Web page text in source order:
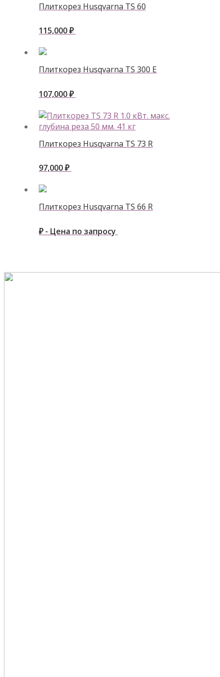
Плиткорез Husqvarna ТS 60
115,000₽
Плиткорез Husqvarna ТS 300 E
107,000₽
Плиткорез Husqvarna ТS 73 R
97,000₽
Плиткорез Husqvarna ТS 66 R
₽ - Цена по запросу